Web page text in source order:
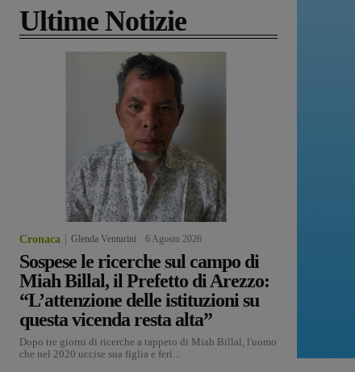
Ultime Notizie
Cronaca Glenda Venturini 6 Agosto 2026
Sospese le ricerche sul campo di
Miah Billal, il Prefetto di Arezzo:
“L’attenzione delle istituzioni su
questa vicenda resta alta”
Dopo tre giorni di ricerche a tappeto di Miah Billal, l'uomo
che nel 2020 uccise sua figlia e ferì...